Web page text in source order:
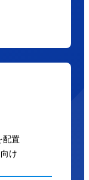
配置
け